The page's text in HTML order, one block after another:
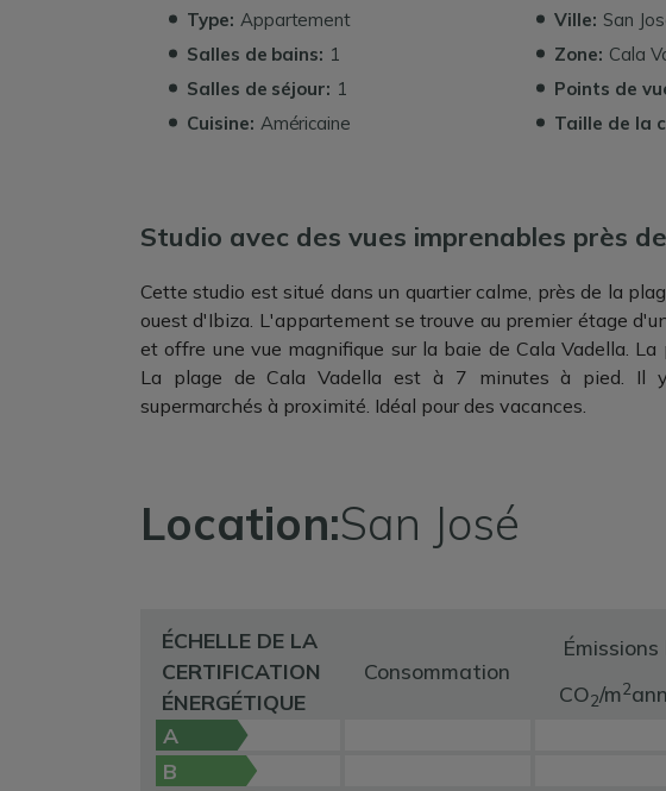
Type: Appartement Ville: San
Salles de bains: 1 Zone: Cala
Salles de séjour: 1 Points de
Cuisine: Américaine Taille de la
Studio avec des vues imprenables près
Cette studio est situé dans un quartier calme, près de la
ouest d'Ibiza. L'appartement se trouve au premier étage
et offre une vue magnifique sur la baie de Cala Vadella.
La plage de Cala Vadella est à 7 minutes à pied. Il
supermarchés à proximité. Idéal pour des vacances.
Location:San José
ÉCHELLE DE LA
CERTIFICATION
ÉNERGÉTIQUE
Consommation
Émissions
CO2/m2
A
B